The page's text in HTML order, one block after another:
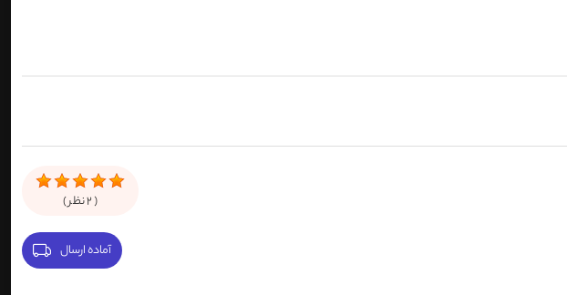
(
2نظر )
آماده ارسال